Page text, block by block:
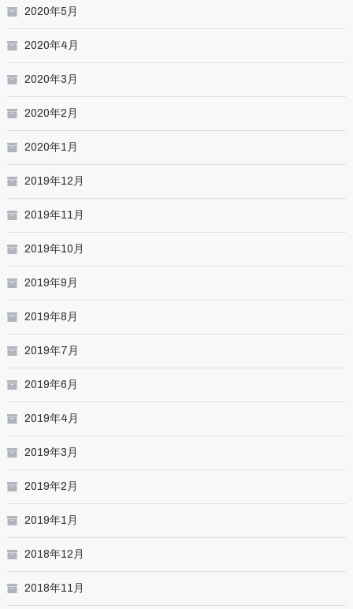
2020年5月
2020年4月
2020年3月
2020年2月
2020年1月
2019年12月
2019年11月
2019年10月
2019年9月
2019年8月
2019年7月
2019年6月
2019年4月
2019年3月
2019年2月
2019年1月
2018年12月
2018年11月